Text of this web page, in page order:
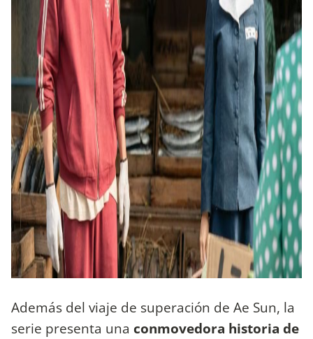
Además del viaje de superación de Ae Sun, la
serie presenta una conmovedora historia de